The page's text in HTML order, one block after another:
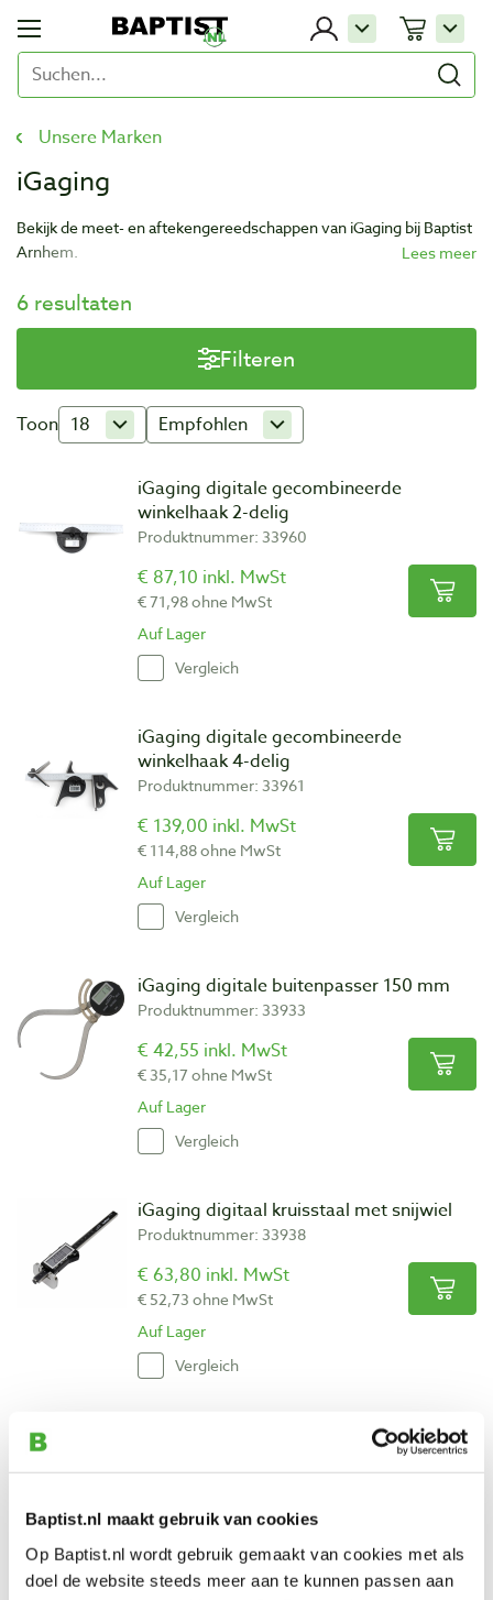
Baptist.nl maakt gebruik van cookies
Op Baptist.nl wordt gebruik gemaakt van cookies met als
doel de website steeds meer aan te kunnen passen aan
Unsere Marken
iGaging
Bekijk de meet- en aftekengereedschappen van iGaging bij Baptist
Arnhem.
iGaging is een Amerikaans bedrijf welke gespecialiseerd is in het
maken van accurate meetinstrumenten. Het bedrijf heeft onder
6 resultaten
Filteren
Toon 18 Empfohlen
iGaging digitale gecombineerde
winkelhaak 2-delig
Produktnummer: 33960
€ 87,10 inkl. MwSt
€ 71,98 ohne MwSt
Auf Lager
Vergleich
iGaging digitale gecombineerde
winkelhaak 4-delig
Produktnummer: 33961
€ 139,00 inkl. MwSt
€ 114,88 ohne MwSt
Auf Lager
Vergleich
iGaging digitale buitenpasser 150 mm
Produktnummer: 33933
€ 42,55 inkl. MwSt
€ 35,17 ohne MwSt
Auf Lager
Vergleich
iGaging digitaal kruisstaal met snijwiel
Produktnummer: 33938
€ 63,80 inkl. MwSt
€ 52,73 ohne MwSt
Auf Lager
Vergleich
iGaging digitale binnenpasser 150 mm
€ 35,17 ohne MwSt
Auf Lager
Vergleich